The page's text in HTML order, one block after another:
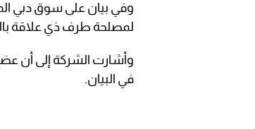
وفي بيان على سوق دبي
لمصلحة طرف ذي علاقة
وأشارت الشركة إلى أن
في البيان.